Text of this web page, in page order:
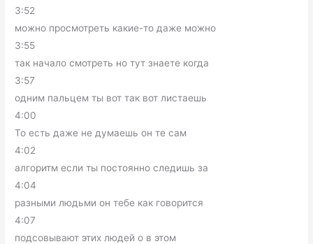
3:52
можно просмотреть какие-то даже можно
3:55
так начало смотреть но тут знаете когда
3:57
одним пальцем ты вот так вот листаешь
4:00
То есть даже не думаешь он те сам
4:02
алгоритм если ты постоянно следишь за
4:04
разными людьми он тебе как говорится
4:07
подсовывают этих людей о в этом